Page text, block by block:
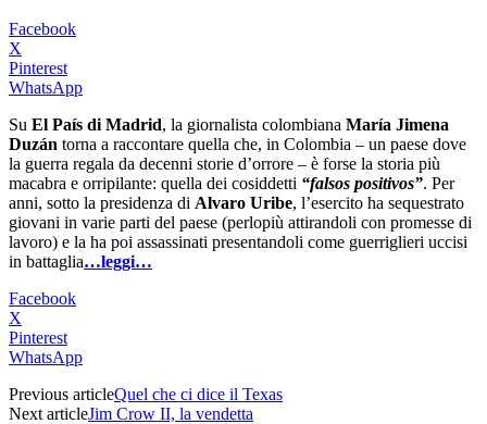
Facebook
X
Pinterest
WhatsApp
Su El País di Madrid, la giornalista colombiana María Jimena
Duzán torna a raccontare quella che, in Colombia – un paese dove
la guerra regala da decenni storie d’orrore – è forse la storia più
macabra e orripilante: quella dei cosiddetti “falsos positivos”. Per
anni, sotto la presidenza di Alvaro Uribe, l’esercito ha sequestrato
giovani in varie parti del paese (perlopiù attirandoli con promesse di
lavoro) e la ha poi assassinati presentandoli come guerriglieri uccisi
in battaglia…leggi…
Facebook
X
Pinterest
WhatsApp
Previous articleQuel che ci dice il Texas
Next articleJim Crow II, la vendetta